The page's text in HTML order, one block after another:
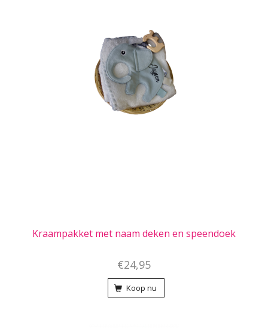
Kraampakket met naam deken en speendoek
€24,95
Koop nu